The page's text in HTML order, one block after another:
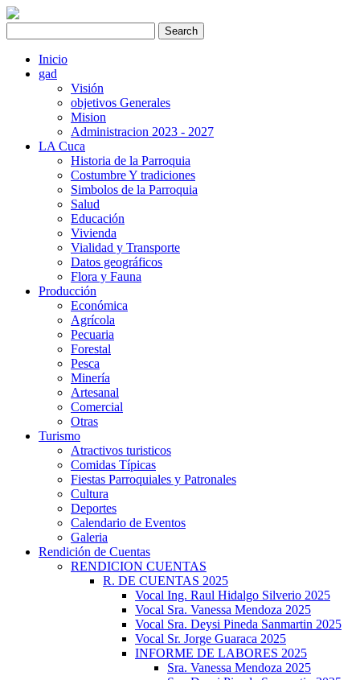
Inicio
gad
Visión
objetivos Generales
Mision
Administracion 2023 - 2027
LA Cuca
Historia de la Parroquia
Costumbre Y tradiciones
Simbolos de la Parroquia
Salud
Educación
Vivienda
Vialidad y Transporte
Datos geográficos
Flora y Fauna
Producción
Económica
Agrícola
Pecuaria
Forestal
Pesca
Minería
Artesanal
Comercial
Otras
Turismo
Atractivos turisticos
Comidas Típicas
Fiestas Parroquiales y Patronales
Cultura
Deportes
Calendario de Eventos
Galeria
Rendición de Cuentas
RENDICION CUENTAS
R. DE CUENTAS 2025
Vocal Ing. Raul Hidalgo Silverio 2025
Vocal Sra. Vanessa Mendoza 2025
Vocal Sra. Deysi Pineda Sanmartin 2025
Vocal Sr. Jorge Guaraca 2025
INFORME DE LABORES 2025
Sra. Vanessa Mendoza 2025